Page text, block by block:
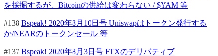
を採掘するが、Bitcoinの供給は変わらない / $YAM 等
#138 Bspeak! 2020年8月10日号 Uniswapはトークン発行する
か/NEARのトークンセール 等
#137 Bspeak! 2020年8月3日号 FTXのデリバティブ